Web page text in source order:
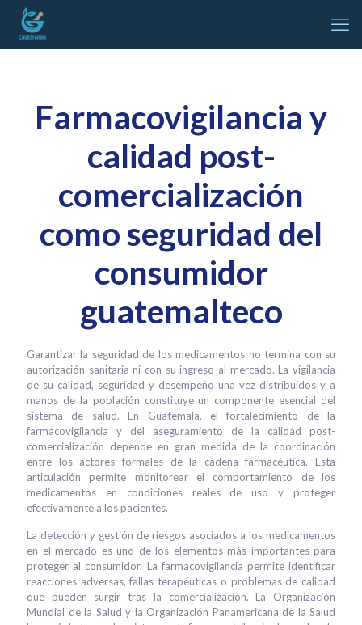
Farmacovigilancia y
calidad post-
comercialización
como seguridad del
consumidor
guatemalteco
Garantizar la seguridad de los medicamentos no termina con su
autorización sanitaria ni con su ingreso al mercado. La vigilancia
de su calidad, seguridad y desempeño una vez distribuidos y a
manos de la población constituye un componente esencial del
sistema de salud. En Guatemala, el fortalecimiento de la
farmacovigilancia y del aseguramiento de la calidad post-
comercialización depende en gran medida de la coordinación
entre los actores formales de la cadena farmacéutica. Esta
articulación permite monitorear el comportamiento de los
medicamentos en condiciones reales de uso y proteger
efectivamente a los pacientes.
La detección y gestión de riesgos asociados a los medicamentos
en el mercado es uno de los elementos más importantes para
proteger al consumidor. La farmacovigilancia permite identificar
reacciones adversas, fallas terapéuticas o problemas de calidad
que pueden surgir tras la comercialización. La Organización
Mundial de la Salud y la Organización Panamericana de la Salud